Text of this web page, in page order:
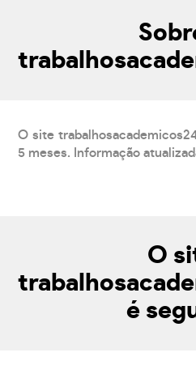
O site
5 meses. Informação
O
é